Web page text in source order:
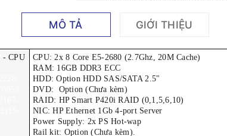
MÔ TẢ GIỚI THIỆU
- CPU
CPU: 2x 8 Core E5-2680 (2.7Ghz, 20M Cache)
RAM: 16GB DDR3 ECC
HDD: Option HDD SAS/SATA 2.5"
DVD: Option (Chưa kèm)
RAID: HP Smart P420i RAID (0,1,5,6,10)
NIC: HP Ethernet 1Gb 4-port Server
Power Supply: 2x PS Hot-wap
Rail kit: Option (Chưa kèm).